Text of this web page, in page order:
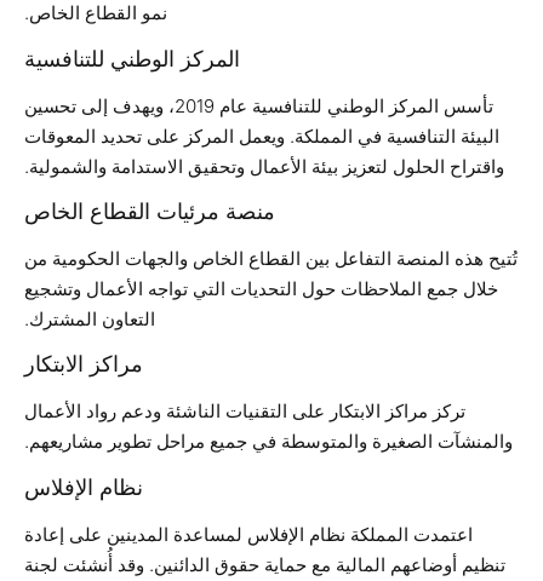
نمو القطاع الخاص.
المركز الوطني للتنافسية
تأسس المركز الوطني للتنافسية عام 2019، ويهدف إلى تحسين
البيئة التنافسية في المملكة. ويعمل المركز على تحديد المعوقات
واقتراح الحلول لتعزيز بيئة الأعمال وتحقيق الاستدامة والشمولية.
منصة مرئيات القطاع الخاص
تُتيح هذه المنصة التفاعل بين القطاع الخاص والجهات الحكومية من
خلال جمع الملاحظات حول التحديات التي تواجه الأعمال وتشجيع
التعاون المشترك.
مراكز الابتكار
تركز مراكز الابتكار على التقنيات الناشئة ودعم رواد الأعمال
والمنشآت الصغيرة والمتوسطة في جميع مراحل تطوير مشاريعهم.
نظام الإفلاس
اعتمدت المملكة نظام الإفلاس لمساعدة المدينين على إعادة
تنظيم أوضاعهم المالية مع حماية حقوق الدائنين. وقد أُنشئت لجنة